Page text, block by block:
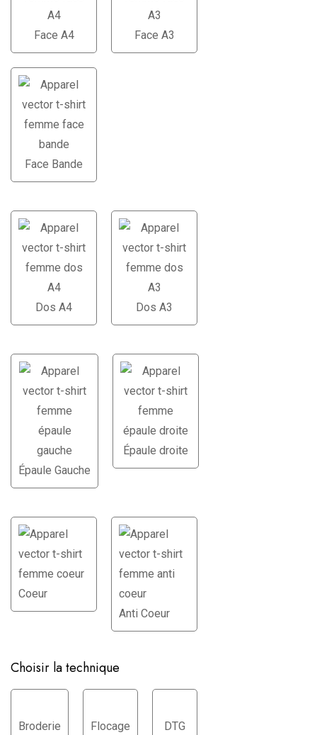
Face A4 Face A3
Face Bande
Dos A4 Dos A3
Épaule Gauche
Épaule droite
Coeur
Anti Coeur
Choisir la technique
Broderie Flocage DTG